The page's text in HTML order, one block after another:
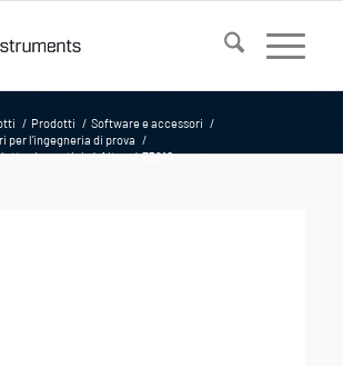
/ Prodotti / Software e accessori /
per l'ingegneria di prova /
/ Altro / Z3210